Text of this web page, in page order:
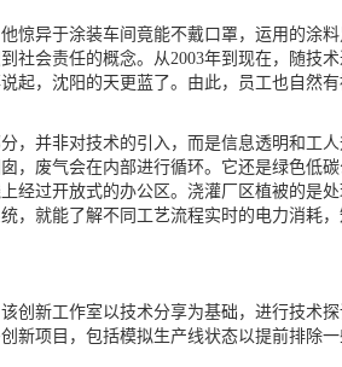
异于涂装车间竟能不戴口罩，运用的涂料
会责任的概念。从2003年到现在，随技
起，沈阳的天更蓝了。由此，员工也自然
并非对技术的引入，而是信息透明和工人
，废气会在内部进行循环。它还是绿色低
经过开放式的办公区。浇灌厂区植被的是处
，就能了解不同工艺流程实时的电力消耗
新工作室以技术分享为基础，进行技术探
新项目，包括模拟生产线状态以提前排除